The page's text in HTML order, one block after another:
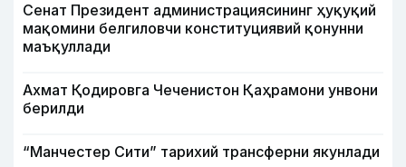
Сенат Президент администрациясининг ҳуқуқий
мақомини белгиловчи конституциявий қонунни
маъқуллади
Ахмат Қодировга Чеченистон Қаҳрамони унвони
берилди
“Манчестер Сити” тарихий трансферни якунлади